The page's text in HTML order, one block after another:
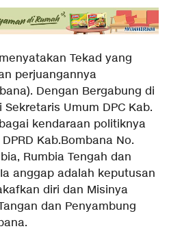
Tekad yang
perjuangannya
Dengan Bergabung di
Umum DPC Kab.
kendaraan politiknya
Kab.Bombana No.
Rumbia Tengah dan
anggap adalah keputusan
diri dan Misinya
dan Penyambung